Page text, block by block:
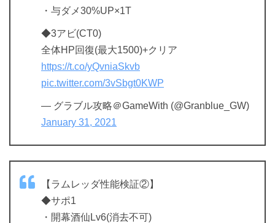
・与ダメ30%UP×1T
◆3アビ(CT0)
全体HP回復(最大1500)+クリア
https://t.co/yQvniaSkvb
pic.twitter.com/3vSbgt0KWP
— グラブル攻略＠GameWith (@Granblue_GW)
January 31, 2021
【ラムレッダ性能検証②】
◆サポ1
・開幕酒仙Lv6(消去不可)